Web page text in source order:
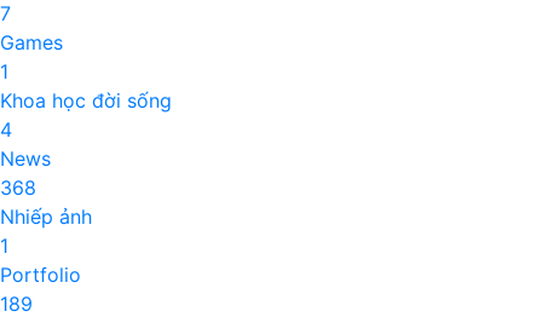
7
Games
1
Khoa học đời sống
4
News
368
Nhiếp ảnh
1
Portfolio
189